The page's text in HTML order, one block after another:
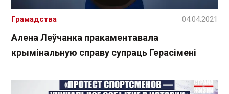
Алена Леўчанка пракаментавала
крымінальную справу супраць Герасімені
Грамадства 04.04.2021